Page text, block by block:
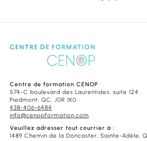
Centre de formation CENOP
574-C boulevard des Laurentides, suite 124
Piedmont, QC, J0R 1K0
438-406-6484
info@cenopformation.com
Veuillez adresser tout courrier à :
1489 Chemin de la Doncaster, Sainte-Adèle,